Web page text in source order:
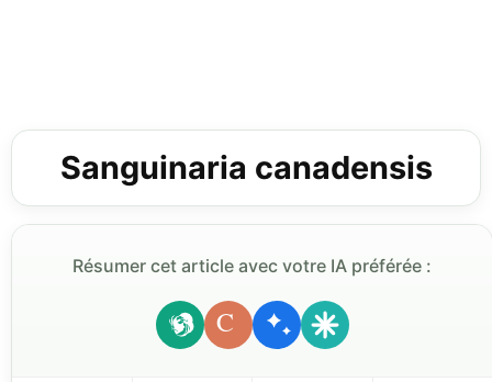
Sanguinaria canadensis
Résumer cet article avec votre IA préférée :
C